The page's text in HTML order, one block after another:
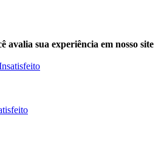
avalia sua experiência em nosso site